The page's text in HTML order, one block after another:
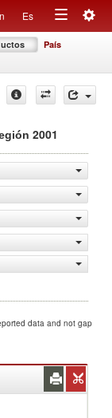
Es
Toggle
País
2001
data and not gap